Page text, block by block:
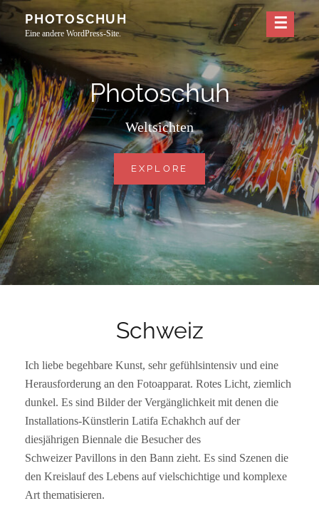
Skip
content
PHOTOSCHUH
Eine andere WordPress-Site.
Photoschuh
Weltsichten
EXPLORE PHOTOSCHUH
Schweiz
Ich liebe begehbare Kunst, sehr gefühlsintensiv und eine
Herausforderung an den Fotoapparat. Rotes Licht, ziemlich
dunkel. Es sind Bilder der Vergänglichkeit mit denen die
Installations-Künstlerin Latifa Echakhch auf der
diesjährigen Biennale die Besucher des
Schweizer Pavillons in den Bann zieht. Es sind Szenen die
den Kreislauf des Lebens auf vielschichtige und komplexe
Art thematisieren.